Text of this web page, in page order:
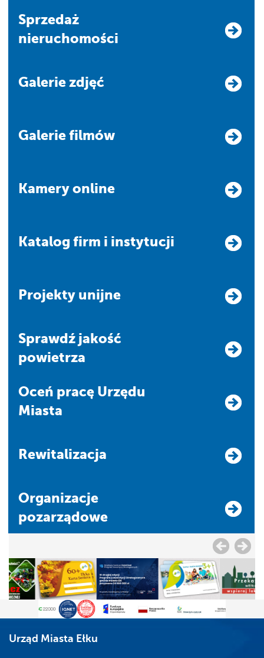
Sprzedaż
nieruchomości
Galerie zdjęć
Galerie filmów
Kamery online
Katalog firm i instytucji
Projekty unijne
Sprawdź jakość
powietrza
Oceń pracę Urzędu
Miasta
Rewitalizacja
Organizacje
pozarządowe
Urząd Miasta Ełku